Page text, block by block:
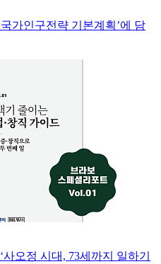
가인구전략 기본계획’에 담
사오정 시대, 73세까지 일하기